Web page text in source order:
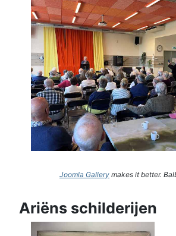
Joomla Gallery makes it better.
Ariëns schilderijen